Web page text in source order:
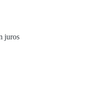
juros